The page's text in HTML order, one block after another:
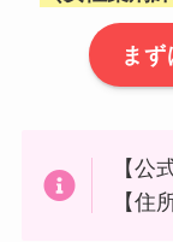
ま
【公
【住